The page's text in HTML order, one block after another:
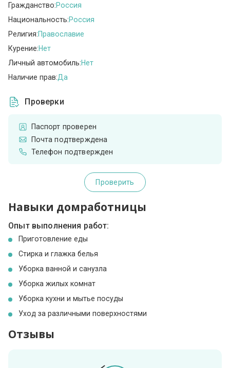
Гражданство:Россия
Национальность:Россия
Религия:Православие
Курение:Нет
Личный автомобиль:Нет
Наличие прав:Да
Проверки
Паспорт проверен
Почта подтверждена
Телефон подтвержден
Проверить
Навыки домработницы
Опыт выполнения работ:
Приготовление еды
Стирка и глажка белья
Уборка ванной и санузла
Уборка жилых комнат
Уборка кухни и мытье посуды
Уход за различными поверхностями
Отзывы